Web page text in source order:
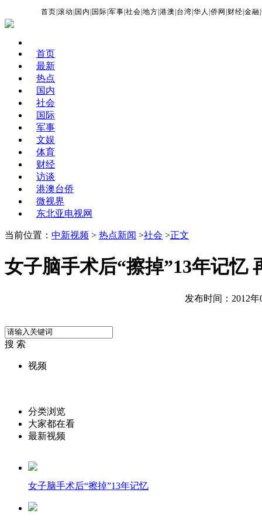
首页 |滚动 国内 国际 |军事 |社会 |地方 |港澳 台湾 |华人 |侨网 财经 |金融 |
首页
最新
热点
国内
社会
国际
军事
文娱
体育
财经
访谈
港澳台侨
微视界
东北亚电视网
当前位置： 中新视频 > 热点新闻 >社会 >正文
女子脑手术后“擦掉”13年记忆
发布时间：2012年
搜 索
视频
分类浏览
大家都在看
最新视频
女子脑手术后“擦掉”13年记忆